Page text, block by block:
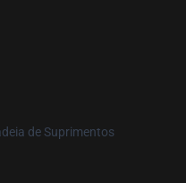
de Suprimentos